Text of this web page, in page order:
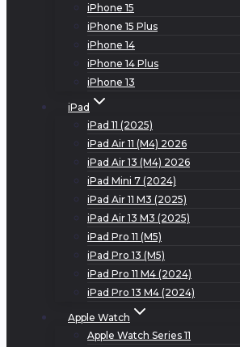
iPhone 15
iPhone 15 Plus
iPhone 14
iPhone 14 Plus
iPhone 13
iPad
iPad 11 (2025)
iPad Air 11 (M4) 2026
iPad Air 13 (M4) 2026
iPad Mini 7 (2024)
iPad Air 11 M3 (2025)
iPad Air 13 M3 (2025)
iPad Pro 11 (M5)
iPad Pro 13 (M5)
iPad Pro 11 M4 (2024)
iPad Pro 13 M4 (2024)
Apple Watch
Apple Watch Series 11